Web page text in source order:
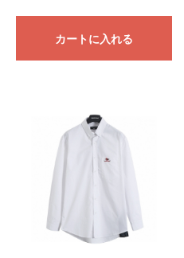
カートに入れる